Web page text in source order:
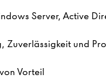
Server, Active
und
Vorteil